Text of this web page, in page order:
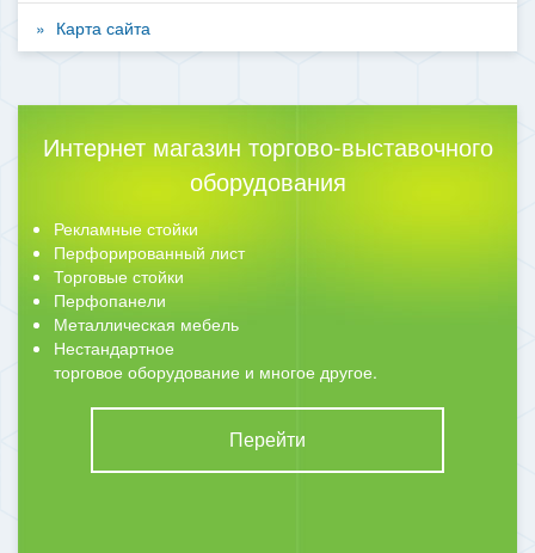
Карта сайта
Интернет магазин торгово-выставочного
оборудования
Рекламные стойки
Перфорированный лист
Торговые стойки
Перфопанели
Металлическая мебель
Нестандартное
торговое оборудование и многое другое.
Перейти